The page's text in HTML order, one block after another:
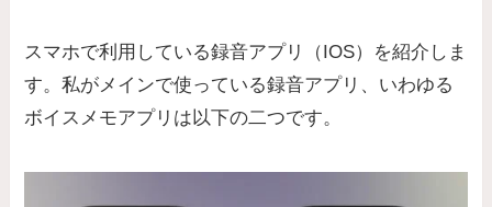
スマホで利用している録音アプリ（IOS）を紹介しま
す。私がメインで使っている録音アプリ、いわゆる
ボイスメモアプリは以下の二つです。